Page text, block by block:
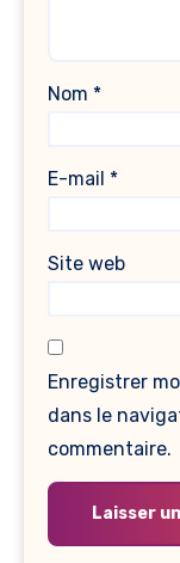
Nom *
E-mail *
Site web
Enregistrer
dans le
commentaire.